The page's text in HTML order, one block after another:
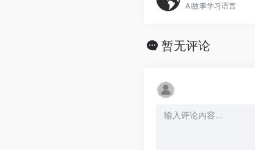
AI故事学习语言
暂无评论